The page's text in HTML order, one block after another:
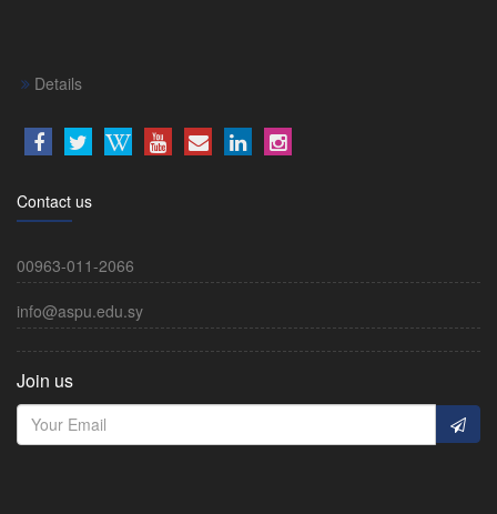
Details
Contact us
00963-011-2066
info@aspu.edu.sy
Join us